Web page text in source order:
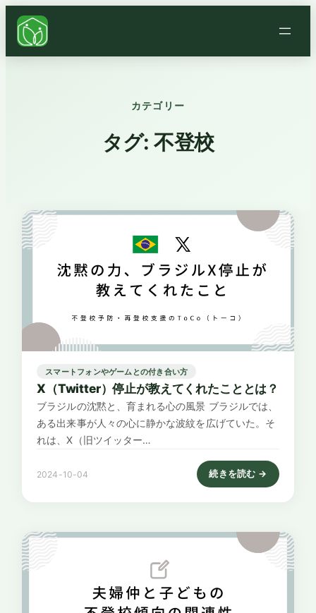
カテゴリー
タグ:不登校
スマートフォンやゲームとの付き合い方
X（Twitter）停止が教えてくれたこととは？
ブラジルの沈黙と、育まれる心の風景 ブラジルでは、
ある出来事が人々の心に静かな波紋を広げていた。そ
れは、X（旧ツイッター…
2024-10-04 続きを読む →
: X（Twitter）停止が教